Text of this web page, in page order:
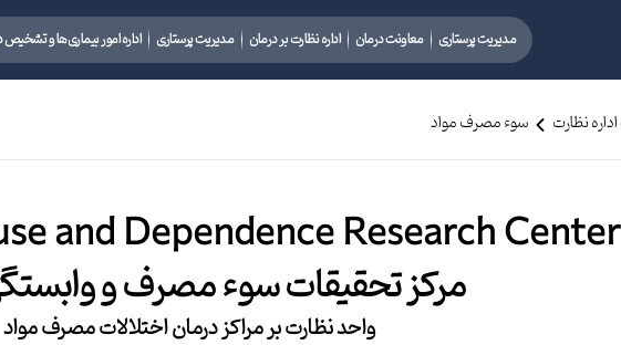
مدیریت پرستاری معاونت درمان اداره نظارت بر درمان مدیریت پرستاری اداره امور بیماری‌ها و تشخیص
اداره نظارت سوء مصرف مواد
and Dependence Research Center
مرکز تحقیقات سوء مصرف و
واحد نظارت بر مراکز درمان اختلالات مصرف مواد